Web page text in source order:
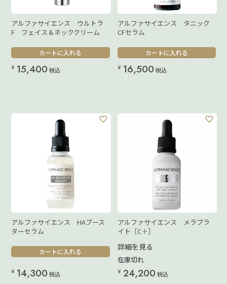
アルファサイエンス ウルトラ
F フェイス＆ネッククリーム
カートに入れる
¥ 15,400 税込
アルファサイエンス タニック
CFセラム
カートに入れる
¥ 16,500 税込
アルファサイエンス HAブース
ターセラム
カートに入れる
¥ 14,300 税込
アルファサイエンス メラブラ
イト［C＋］
詳細を見る
在庫切れ
¥ 24,200 税込